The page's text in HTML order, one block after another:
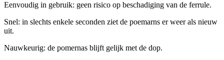
Eenvoudig in gebruik: geen risico op beschadiging van de ferrule.
Snel: in slechts enkele seconden ziet de poemarns er weer als nieuw
uit.
Nauwkeurig: de pomernas blijft gelijk met de dop.